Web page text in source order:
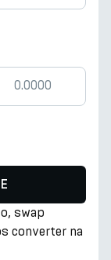
swap
converter na